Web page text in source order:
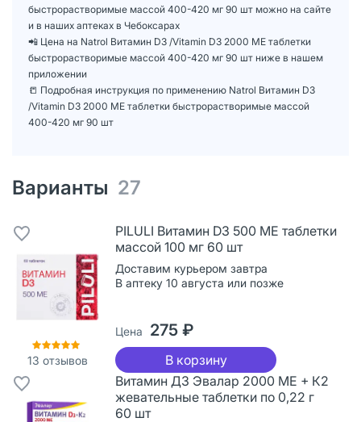
быстрорастворимые массой 400-420 мг 90 шт можно на сайте
и в наших аптеках в Чебоксарах
📲 Цена на Natrol Витамин D3 /Vitamin D3 2000 ME таблетки
быстрорастворимые массой 400-420 мг 90 шт ниже в нашем
приложении
📒 Подробная инструкция по применению Natrol Витамин D3
/Vitamin D3 2000 ME таблетки быстрорастворимые массой
400-420 мг 90 шт
Варианты 27
13 отзывов
PILULI Витамин D3 500 МЕ таблетки
массой 100 мг 60 шт
Доставим курьером завтра
В аптеку 10 августа или позже
Цена 275 ₽
В корзину
Витамин Д3 Эвалар 2000 МЕ + К2
жевательные таблетки по 0,22 г
60 шт